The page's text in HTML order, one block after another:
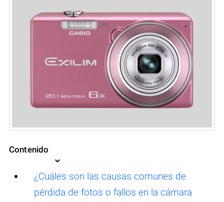
Contenido
¿Cuáles son las causas comunes de
pérdida de fotos o fallos en la cámara